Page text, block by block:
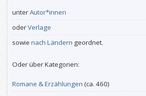
unterAutor*innen
oderVerlage
sowie nach Ländern geordnet.
Oder über Kategorien:
Romane & Erzählungen (ca. 460)